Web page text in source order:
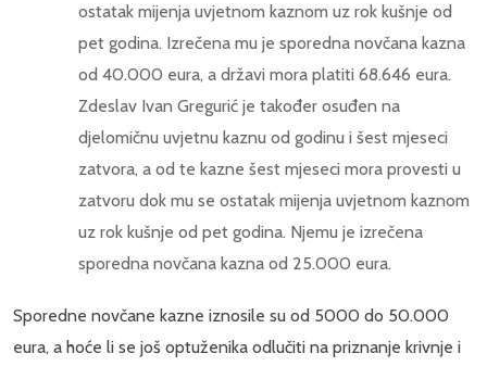
ostatak mijenja uvjetnom kaznom uz rok kušnje od
pet godina. Izrečena mu je sporedna novčana kazna
od 40.000 eura, a državi mora platiti 68.646 eura.
Zdeslav Ivan Gregurić je također osuđen na
djelomičnu uvjetnu kaznu od godinu i šest mjeseci
zatvora, a od te kazne šest mjeseci mora provesti u
zatvoru dok mu se ostatak mijenja uvjetnom kaznom
uz rok kušnje od pet godina. Njemu je izrečena
sporedna novčana kazna od 25.000 eura.
Sporedne novčane kazne iznosile su od 5000 do 50.000
eura, a hoće li se još optuženika odlučiti na priznanje krivnje i